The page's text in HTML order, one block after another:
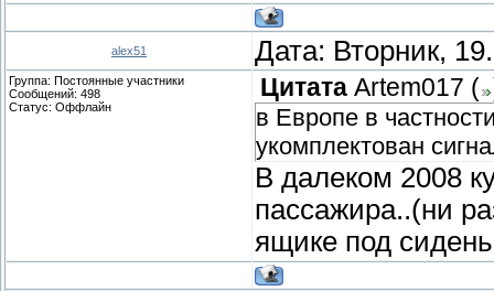
alex51 Дата: Вторник,
Группа: Постоянные участники
Сообщений: 498
Статус: Оффлайн
Цитата Artem017 (
в Европе в
укомплектован
В далеком 2008
пассажира..(ни
ящике под